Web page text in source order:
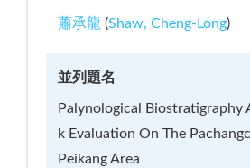
蕭承龍(Shaw, Cheng-Long)
並列題名
Palynological Biostratigraphy
k Evaluation On The
Peikang Area